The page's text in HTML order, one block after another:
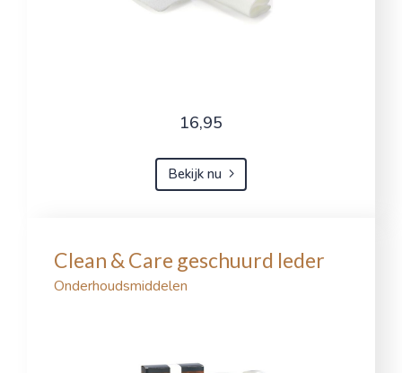
16,95
Bekijk nu
Clean & Care geschuurd leder
Onderhoudsmiddelen